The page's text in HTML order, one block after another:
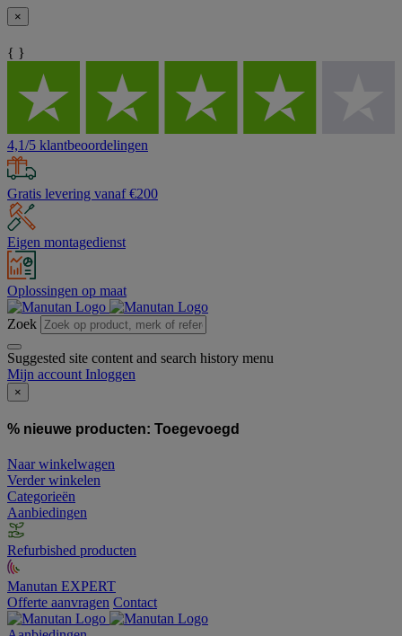
×
{ }
4,1/5 klantbeoordelingen
Gratis levering vanaf €200
Eigen montagedienst
Oplossingen op maat
Zoek
Suggested site content and search history menu
Mijn account Inloggen
×
% nieuwe producten: Toegevoegd
Naar winkelwagen
Verder winkelen
Categorieën
Aanbiedingen
Refurbished producten
Manutan EXPERT
Offerte aanvragen Contact